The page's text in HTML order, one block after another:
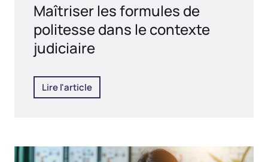
Maîtriser les formules de
politesse dans le contexte
judiciaire
Lire l'article